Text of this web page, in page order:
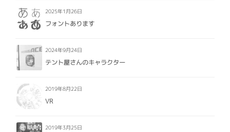
2025年1月26日
フォントあります
2024年9月24日
テント屋さんのキャラクター
2019年8月22日
VR
2019年3月25日